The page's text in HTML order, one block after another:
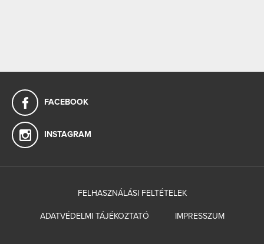
FACEBOOK
INSTAGRAM
FELHASZNÁLÁSI FELTÉTELEK
ADATVÉDELMI TÁJÉKOZTATÓ IMPRESSZUM